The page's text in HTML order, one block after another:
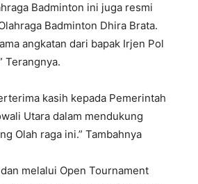
Badminton ini juga resmi
Badminton Dhira Brata.
angkatan dari bapak Irjen Pol
Terangnya.
kasih kepada Pemerintah
Utara dalam mendukung
Olah raga ini.” Tambahnya
melalui Open Tournament